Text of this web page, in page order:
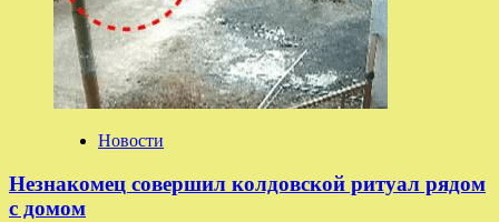
Новости
Незнакомец совершил колдовской ритуал рядом
с домом